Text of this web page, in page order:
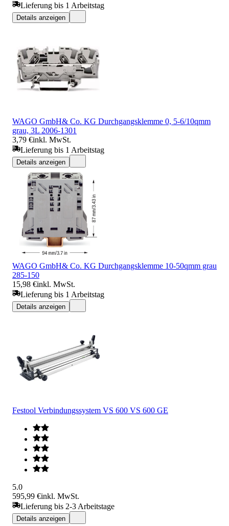
Lieferung bis 1 Arbeitstag
Details anzeigen
WAGO GmbH& Co. KG Durchgangsklemme 0, 5-6/10qmm
grau, 3L 2006-1301
3,79 €inkl. MwSt.
Lieferung bis 1 Arbeitstag
Details anzeigen
WAGO GmbH& Co. KG Durchgangsklemme 10-50qmm grau
285-150
15,98 €inkl. MwSt.
Lieferung bis 1 Arbeitstag
Details anzeigen
Festool Verbindungssystem VS 600 VS 600 GE
5.0
595,99 €inkl. MwSt.
Lieferung bis 2-3 Arbeitstage
Details anzeigen